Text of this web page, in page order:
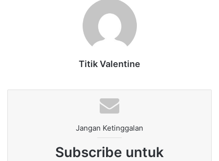
Titik Valentine
Jangan Ketinggalan
Subscribe untuk